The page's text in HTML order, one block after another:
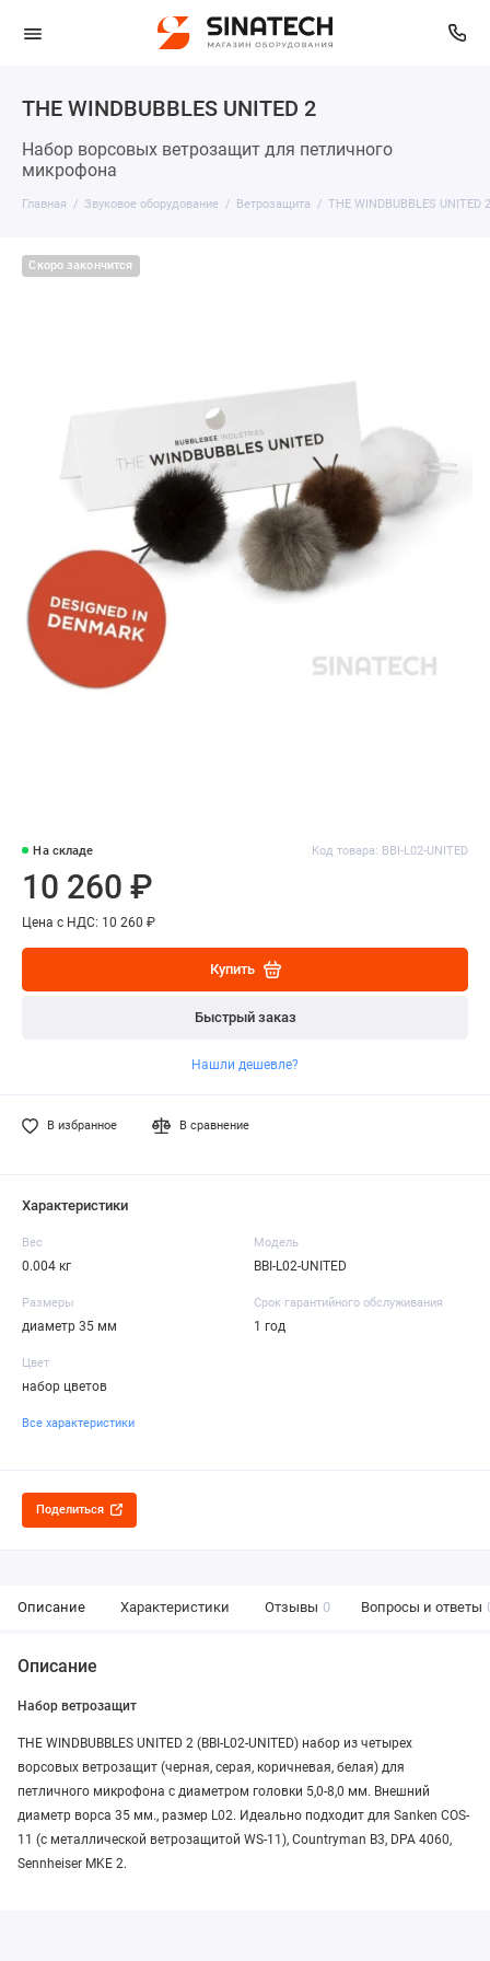
THE WINDBUBBLES UNITED 2
Набор ворсовых ветрозащит для петличного
микрофона
Главная Звуковое оборудование Ветрозащита THE WINDBUBBLES UNITED 2
Скоро закончится
На складе Код товара: BBI-L02-UNITED
10 260 ₽
Цена с НДС: 10 260 ₽
Купить
Быстрый заказ
Нашли дешевле?
В избранное В сравнение
Характеристики
Вес
0.004 кг
Модель
BBI-L02-UNITED
Размеры
диаметр 35 мм
Срок гарантийного обслуживания
1 год
Цвет
набор цветов
Все характеристики
Поделиться
Описание Характеристики Отзывы 0 Вопросы и ответы
Описание
Набор ветрозащит
THE WINDBUBBLES UNITED 2 (BBI-L02-UNITED) набор из четырех
ворсовых ветрозащит (черная, серая, коричневая, белая) для
петличного микрофона с диаметром головки 5,0-8,0 мм. Внешний
диаметр ворса 35 мм., размер L02. Идеально подходит для Sanken COS-
11 (с металлической ветрозащитой WS-11), Countryman B3, DPA 4060,
Sennheiser MKE 2.